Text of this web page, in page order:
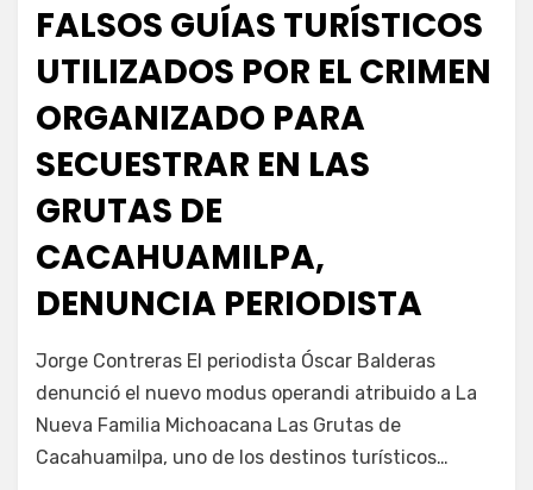
FALSOS GUÍAS TURÍSTICOS
UTILIZADOS POR EL CRIMEN
ORGANIZADO PARA
SECUESTRAR EN LAS
GRUTAS DE
CACAHUAMILPA,
DENUNCIA PERIODISTA
Fernando Miranda Servín
Jorge Contreras El periodista Óscar Balderas
denunció el nuevo modus operandi atribuido a La
Nueva Familia Michoacana Las Grutas de
Cacahuamilpa, uno de los destinos turísticos…